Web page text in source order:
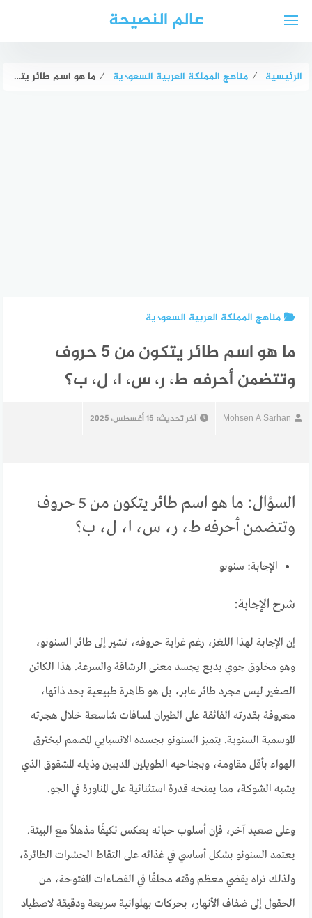
عالم النصيحة
الرئيسية ⁄ مناهج المملكة العربية السعودية ⁄ ما هو اسم طائر يتكون من 5 حروف وتتضمن أحرفه ط، ر، س، ا، ل، ب؟
مناهج المملكة العربية السعودية
ما هو اسم طائر يتكون من 5 حروف
وتتضمن أحرفه ط، ر، س، ا، ل، ب؟
Mohsen A Sarhan آخر تحديث: 15 أغسطس، 2025
السؤال: ما هو اسم طائر يتكون من 5 حروف
وتتضمن أحرفه ط، ر، س، ا، ل، ب؟
الإجابة: سنونو
شرح الإجابة:
إن الإجابة لهذا اللغز، رغم غرابة حروفه، تشير إلى طائر السنونو،
وهو مخلوق جوي بديع يجسد معنى الرشاقة والسرعة. هذا الكائن
الصغير ليس مجرد طائر عابر، بل هو ظاهرة طبيعية بحد ذاتها،
معروفة بقدرته الفائقة على الطيران لمسافات شاسعة خلال هجرته
الموسمية السنوية. يتميز السنونو بجسده الانسيابي المصمم ليخترق
الهواء بأقل مقاومة، وبجناحيه الطويلين المدببين وذيله المشقوق الذي
يشبه الشوكة، مما يمنحه قدرة استثنائية على المناورة في الجو.
وعلى صعيد آخر، فإن أسلوب حياته يعكس تكيفًا مذهلاً مع البيئة.
يعتمد السنونو بشكل أساسي في غذائه على التقاط الحشرات الطائرة،
ولذلك تراه يقضي معظم وقته محلقًا في الفضاءات المفتوحة، من
الحقول إلى ضفاف الأنهار، بحركات بهلوانية سريعة ودقيقة لاصطياد